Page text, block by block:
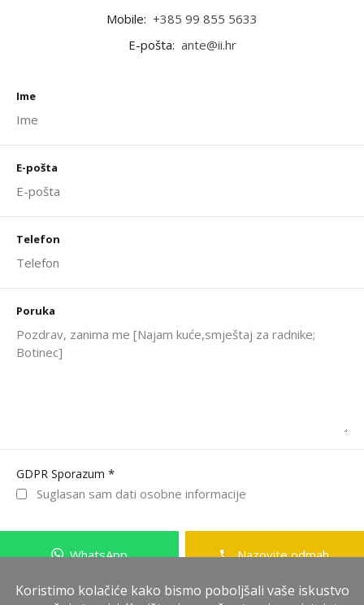
Mobile: +385 99 855 5633
E-pošta: ante@ii.hr
Ime
E-pošta
Telefon
Poruka
GDPR Sporazum *
Suglasan sam dati osobne informacije
WhatsApp Nazovite odmah